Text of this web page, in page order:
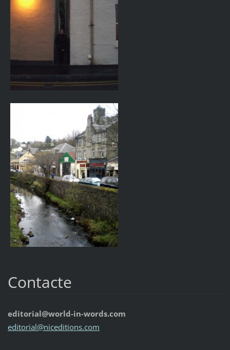
Contacte
editorial@world-in-words.com
editorial@niceditions.com